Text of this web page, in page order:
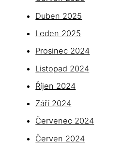
Duben 2025
Leden 2025
Prosinec 2024
Listopad 2024
Říjen 2024
Září 2024
Červenec 2024
Červen 2024